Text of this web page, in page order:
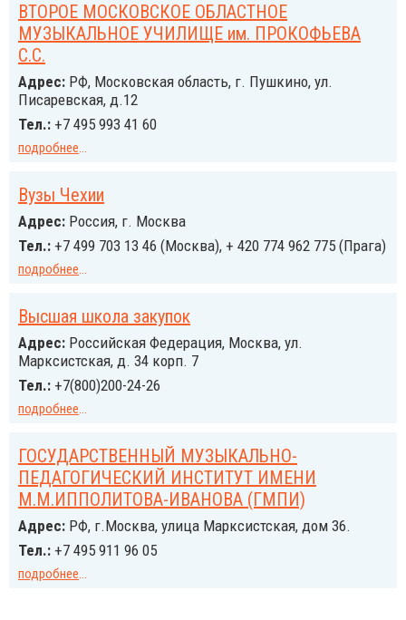
ВТОРОЕ МОСКОВСКОЕ ОБЛАСТНОЕ
МУЗЫКАЛЬНОЕ УЧИЛИЩЕ им. ПРОКОФЬЕВА
С.С.
Адрес: РФ, Московская область, г. Пушкино, ул.
Писаревская, д.12
Тел.: +7 495 993 41 60
подробнее...
Вузы Чехии
Адрес: Россия, г. Москва
Тел.: +7 499 703 13 46 (Москва), + 420 774 962 775 (Прага)
подробнее...
Высшая школа закупок
Адрес: Российcкая Федерация, Москва, ул.
Марксистская, д. 34 корп. 7
Тел.: +7(800)200-24-26
подробнее...
ГОСУДАРСТВЕННЫЙ МУЗЫКАЛЬНО-
ПЕДАГОГИЧЕСКИЙ ИНСТИТУТ ИМЕНИ
М.М.ИППОЛИТОВА-ИВАНОВА (ГМПИ)
Адрес: РФ, г.Москва, улица Марксистская, дом 36.
Тел.: +7 495 911 96 05
подробнее...